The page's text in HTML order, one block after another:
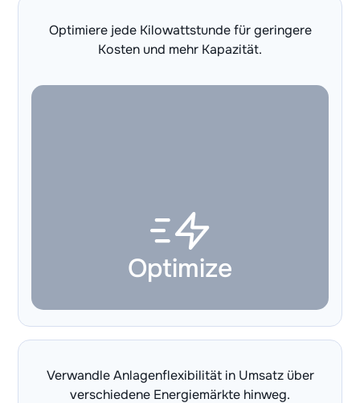
Optimiere jede Kilowattstunde für geringere
Kosten und mehr Kapazität.
Optimize
Verwandle Anlagenflexibilität in Umsatz über
verschiedene Energiemärkte hinweg.